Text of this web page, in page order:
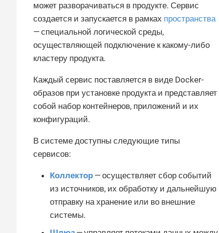
может разворачиваться в продукте. Сервис
создается и запускается в рамках пространства
— специальной логической среды,
осуществляющей подключение к какому-либо
кластеру продукта.
Каждый сервис поставляется в виде Docker-
образов при установке продукта и представляет
собой набор контейнеров, приложений и их
конфигураций.
В системе доступны следующие типы
сервисов:
Коллектор — осуществляет сбор событий
из источников, их обработку и дальнейшую
отправку на хранение или во внешние
системы.